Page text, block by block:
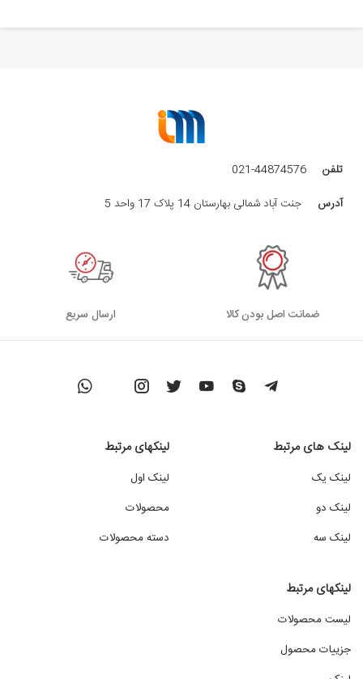
تلفن
021-44874576
آدرس
جنت آباد شمالی بهارستان 14 پلاک 17 واحد 5
ضمانت اصل بودن کالا ارسال سریع
لینک های مرتبط
لینک یک
لینک دو
لینک سه
لینکهای مرتبط
لینک اول
محصولات
دسته محصولات
لینکهای مرتبط
لیست محصولات
جزییات محصول